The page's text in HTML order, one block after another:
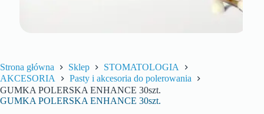
Strona główna Sklep
STOMATOLOGIA
AKCESORIA
Pasty i akcesoria do polerowania
GUMKA POLERSKA ENHANCE 30szt.
GUMKA POLERSKA ENHANCE 30szt.